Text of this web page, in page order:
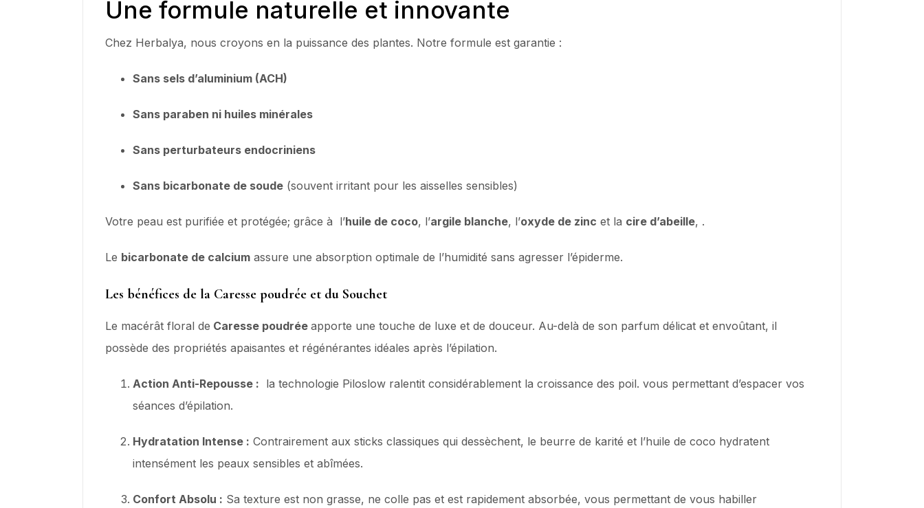
Une formule naturelle et innovante
Chez Herbalya, nous croyons en la puissance des plantes. Notre formule est garantie :
Sans sels d’aluminium (ACH)
Sans paraben ni huiles minérales
Sans perturbateurs endocriniens
Sans bicarbonate de soude (souvent irritant pour les aisselles sensibles)
Votre peau est purifiée et protégée; grâce à l’huile de coco, l’argile blanche, l’oxyde de zinc et la cire d’abeille, .
Le bicarbonate de calcium assure une absorption optimale de l’humidité sans agresser l’épiderme.
Les bénéfices de la Caresse poudrée et du Souchet
Le macérât floral de Caresse poudrée apporte une touche de luxe et de douceur. Au-delà de son parfum délicat et envoûtant, il
possède des propriétés apaisantes et régénérantes idéales après l’épilation.
Action Anti-Repousse : la technologie Piloslow ralentit considérablement la croissance des poil. vous permettant d’espacer vos
séances d’épilation.
Hydratation Intense : Contrairement aux sticks classiques qui dessèchent, le beurre de karité et l’huile de coco hydratent
intensément les peaux sensibles et abîmées.
Confort Absolu : Sa texture est non grasse, ne colle pas et est rapidement absorbée, vous permettant de vous habiller